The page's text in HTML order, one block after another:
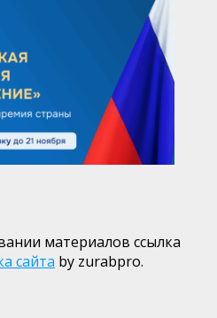
материалов ссылка
сайта by zurabpro.